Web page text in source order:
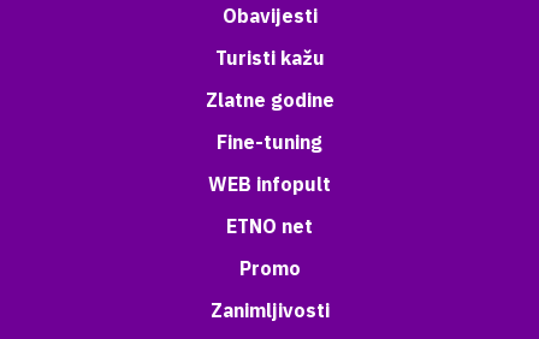
Obavijesti
Turisti kažu
Zlatne godine
Fine-tuning
WEB infopult
ETNO net
Promo
Zanimljivosti